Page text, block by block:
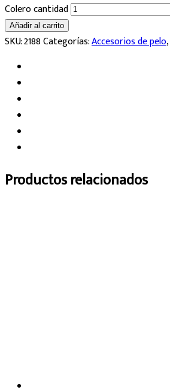
Colero cantidad
Añadir al carrito
SKU:2188Categorías:Accesorios de pelo,
Productos relacionados